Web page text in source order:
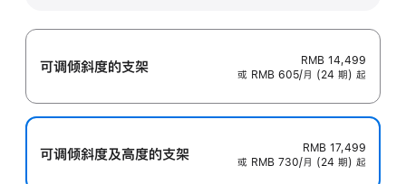
可调倾斜度的支架
RMB 14,499
或 RMB 605/月 (24 期) 起
可调倾斜度及高‍度的支‍架
RMB 17,499
或 RMB 730/月 (24 期) 起